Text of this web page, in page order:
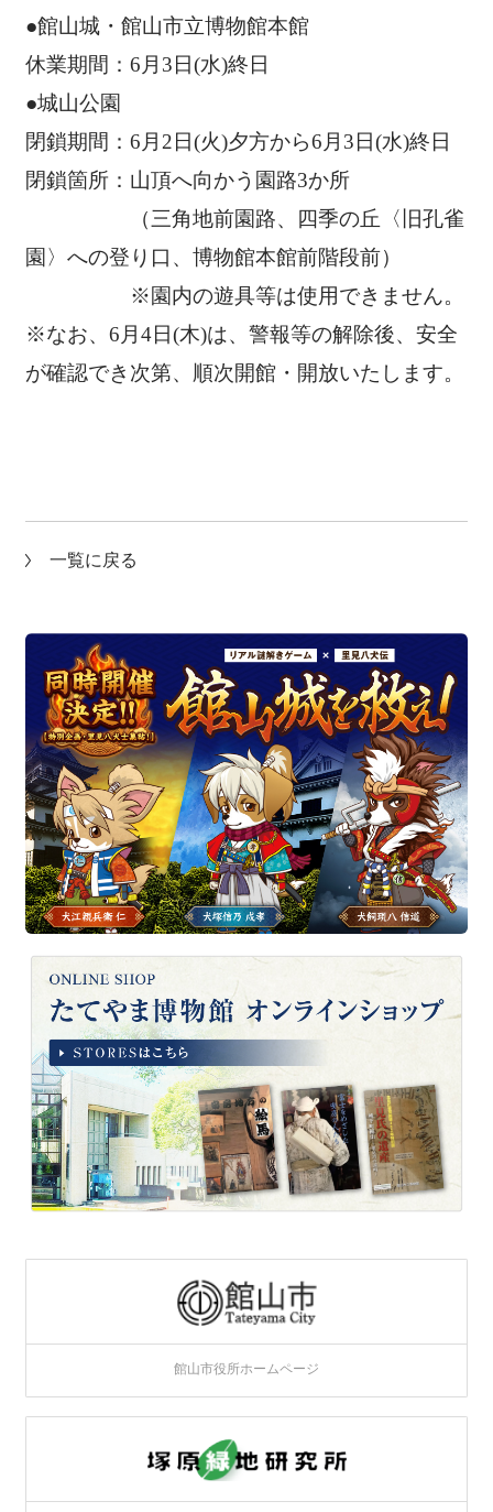
●館山城・館山市立博物館本館
休業期間：6月3日(水)終日
●城山公園
閉鎖期間：6月2日(火)夕方から6月3日(水)終日
閉鎖箇所：山頂へ向かう園路3か所
（三角地前園路、四季の丘〈旧孔雀
園〉への登り口、博物館本館前階段前）
※園内の遊具等は使用できません。
※なお、6月4日(木)は、警報等の解除後、安全
が確認でき次第、順次開館・開放いたします。
一覧に戻る
館山市役所ホームページ